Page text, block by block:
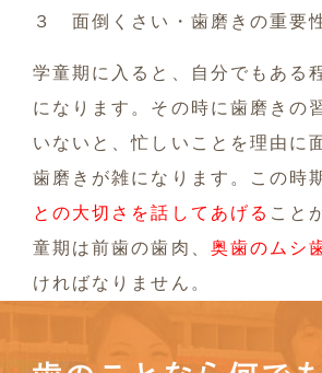
３ 面倒くさい・歯磨きの重要
学童期に入ると、自分でもある
になります。その時に歯磨きの
いないと、忙しいことを理由に
歯磨きが雑になります。この時
との大切さを話してあげる こと
童期は前歯の歯肉、 奥歯のムシ
ければなりません。